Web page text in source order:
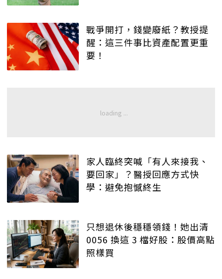
戰爭開打，錢變廢紙？教授提
醒：這三件事比資產配置更重
要！
家人臨終突喊「有人來接我、
要回家」？醫授回應方式快
學：避免抱憾終生
只想退休後穩穩領錢！她出清
0056 換這 3 檔好股：股價高點
照樣買